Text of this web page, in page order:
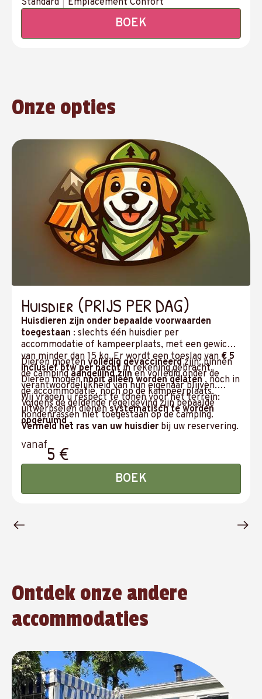
Standard Emplacement Confort
BOEK
Onze opties
Huisdier (PRIJS PER DAG)
Huisdieren zijn onder bepaalde voorwaarden
toegestaan : slechts één huisdier per
accommodatie of kampeerplaats, met een gewicht
van minder dan 15 kg. Er wordt een toeslag van€ 5
inclusief btw per nachtin rekening gebracht.
Dieren mogennooit alleen worden gelaten, noch in
de accommodatie, noch op de kampeerplaats.
Dieren moetenvolledig gevaccineerdzijn, binnen
de campingaangelijnd zijnen volledig onder de
verantwoordelijkheid van hun eigenaar blijven.
Wij vragen u respect te tonen voor het terrein:
uitwerpselen dienensystematisch te worden
opgeruimd.
Volgens de geldende regelgeving zijn bepaalde
hondenrassen niet toegestaan op de camping.
Vermeld het ras van uw huisdier bij uw reservering.
vanaf5 €
BOEK
Ontdek onze andere
accommodaties